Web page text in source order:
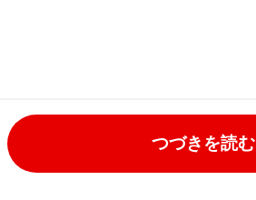
つづきを読む